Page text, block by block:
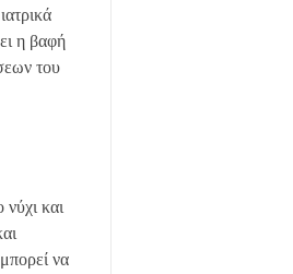
η βαφή
του
και
να